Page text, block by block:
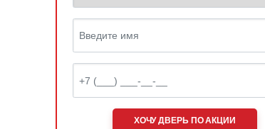
ХОЧУ ДВЕРЬ ПО АКЦИИ